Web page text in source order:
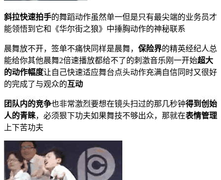
斜拉快速拍手的舞蹈动作虽然单一但是只有最尖端的业务员才
能领悟到它和《华尔街之狼》中捶胸动作的神秘联系
晨舞放不开，签单不痛快同样是晨舞， 保险界的精英经纪人总
能给你其他晨舞2倍速播放都给不了的刺激音乐刚一开始超大
的动作幅度让自己快速适应舞台点头动作充满自信同时又很好
的完成了与观众的互动
团队内的竞争也非常激烈要想在镜头扫过的那几秒钟得到创始
人的青睐，必须狠下功夫如果舞技不够出众，那就在表情管理
上下苦功夫